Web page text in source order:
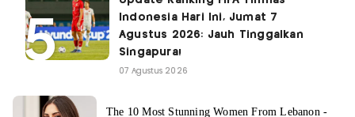
Indonesia Hari Ini, Jumat 7
Agustus 2026: Jauh Tinggalkan
Singapura!
07 Agustus 2026